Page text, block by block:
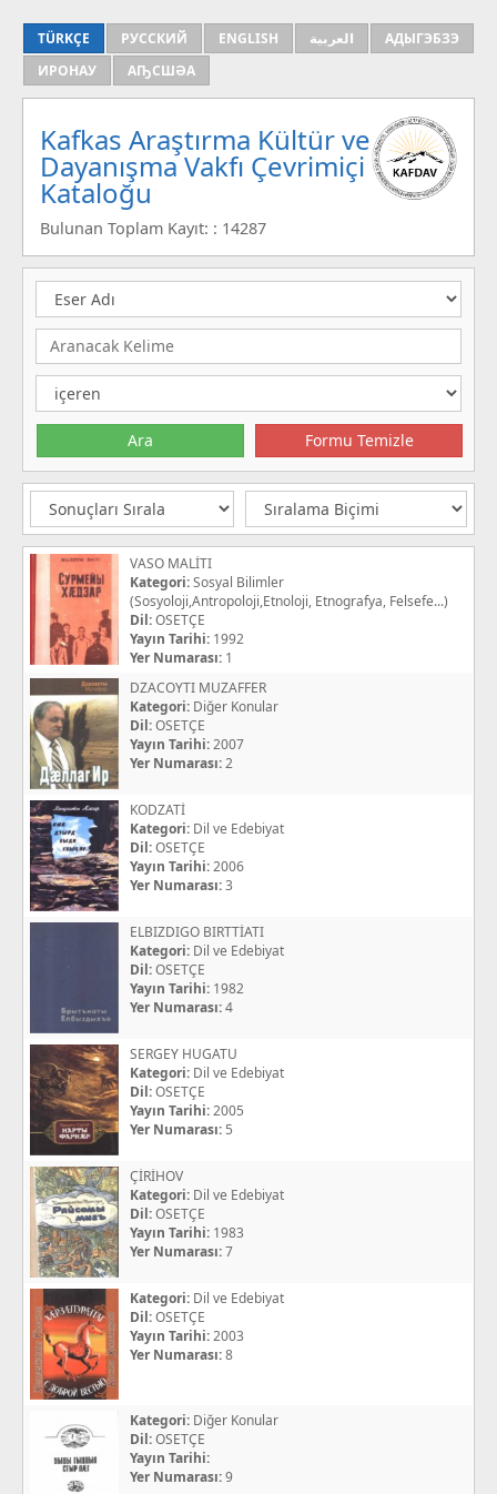
TÜRKÇE РУССКИЙ ENGLISH العربية
АДЫГЭБЗЭ
ИРОНАУ
АҦСШӘА
Kafkas Araştırma Kültür ve
Dayanışma Vakfı Çevrimiçi
Kataloğu
Bulunan Toplam Kayıt: : 14287
VASO MALİTI
Kategori:Sosyal Bilimler
(Sosyoloji,Antropoloji,Etnoloji, Etnografya, Felsefe...)
Dil:OSETÇE
Yayın Tarihi: 1992
Yer Numarası: 1
DZACOYTI MUZAFFER
Kategori: Diğer Konular
Dil:OSETÇE
Yayın Tarihi:2007
Yer Numarası:2
KODZATİ
Kategori: Dil ve Edebiyat
Dil:OSETÇE
Yayın Tarihi:2006
Yer Numarası:3
ELBIZDIGO BIRTTİATI
Kategori: Dil ve Edebiyat
Dil:OSETÇE
Yayın Tarihi: 1982
Yer Numarası:4
SERGEY HUGATU
Kategori: Dil ve Edebiyat
Dil:OSETÇE
Yayın Tarihi:2005
Yer Numarası: 5
ÇİRİHOV
Kategori: Dil ve Edebiyat
Dil:OSETÇE
Yayın Tarihi: 1983
Yer Numarası:7
Kategori: Dil ve Edebiyat
Dil:OSETÇE
Yayın Tarihi:2003
Yer Numarası:8
Kategori: Diğer Konular
Dil:OSETÇE
Yayın Tarihi:
Yer Numarası:9